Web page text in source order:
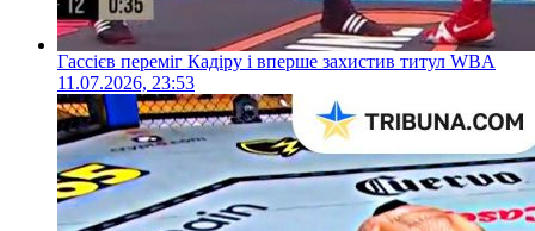
Гассієв переміг Кадіру і вперше захистив титул WBA
11.07.2026, 23:53